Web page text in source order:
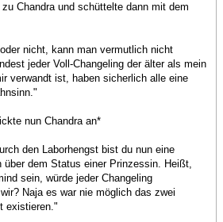
Chandra und schüttelte dann mit dem
nicht, kann man vermutlich nicht
jeder Voll-Changeling der älter als mein
verwandt ist, haben sicherlich alle eine
nun Chandra an*
den Laborhengst bist du nun eine
über dem Status einer Prinzessin. Heißt,
sein, würde jeder Changeling
Naja es war nie möglich das zwei
existieren."